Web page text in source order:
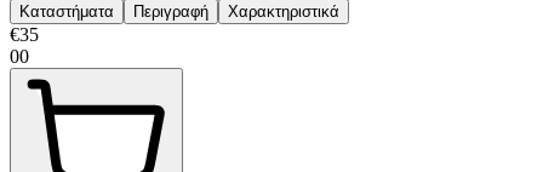
Καταστήματα Περιγραφή Χαρακτηριστικά
€35
00